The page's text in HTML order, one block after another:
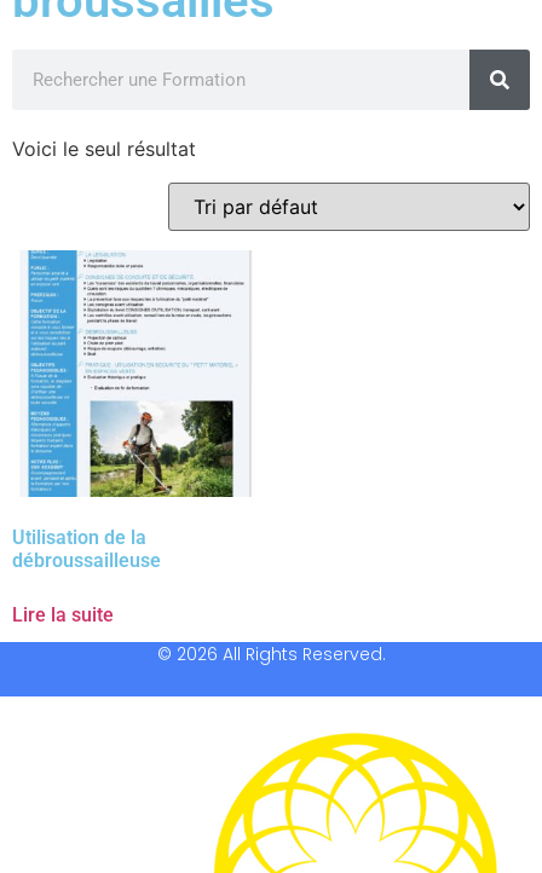
Voici le seul résultat
Utilisation de la
débroussailleuse
Lire la suite
© 2026 All Rights Reserved.